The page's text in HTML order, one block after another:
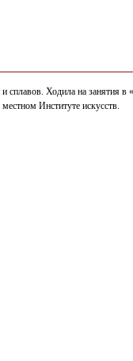
Ходила на занятия в
Институте искусств.